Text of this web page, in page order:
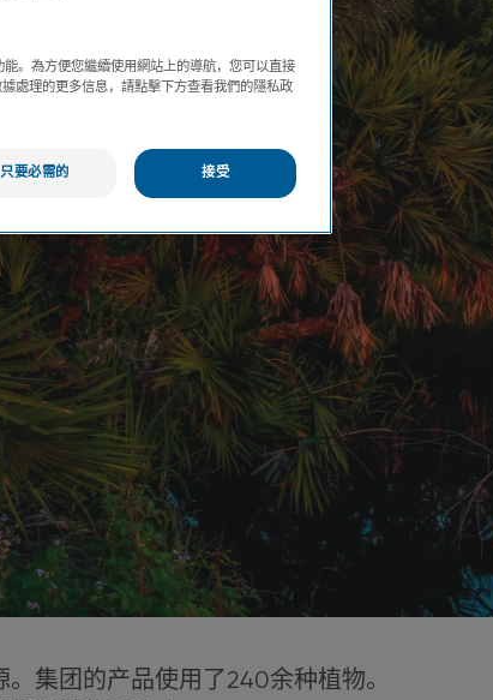
集团的产品使用了240余种植物。
。為方便您繼續使用網站上的導航，您可以直接
處理的更多信息，請點擊下方查看我們的隱私政
只要必需的 接受